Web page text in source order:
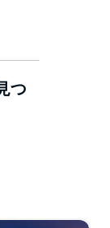
バーが船内に
た屋内と外側
。
ナークルーズ
ズ、ボクシン
トラリアデイ
ブリッジ、ル
つ